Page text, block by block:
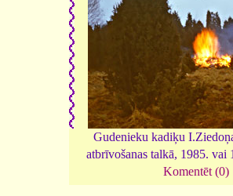
Gudenieku kadiķu
atbrīvošanas talkā, 1985. vai
Komentēt (0)